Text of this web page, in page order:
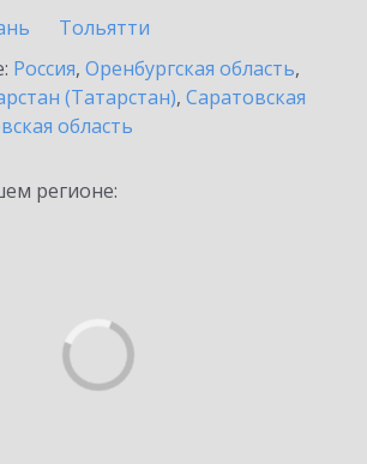
Тольятти
Россия, Оренбургская область,
(Татарстан), Саратовская
область
регионе: